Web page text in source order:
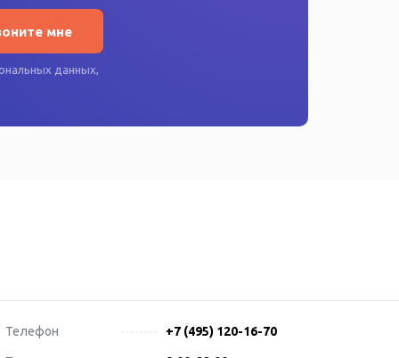
мне
данных,
Телефон +7 (495) 120-16-70